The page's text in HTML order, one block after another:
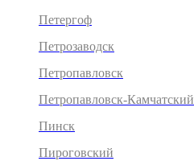
Петергоф
Петрозаводск
Петропавловск
Петропавловск-Камчатский
Пинск
Пироговский